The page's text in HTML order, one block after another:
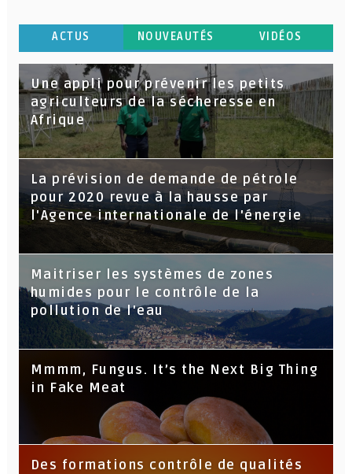
ACTUS NOUVEAUTÉS VIDÉOS
Une appli pour prévenir les petits
agriculteurs de la sécheresse en
Afrique
La prévision de demande de pétrole
pour 2020 revue à la hausse par
l'Agence internationale de l'énergie
Maitriser les systèmes de zones
humides pour le contrôle de la
pollution de l'eau
Mmmm, Fungus. It’s the Next Big Thing
in Fake Meat
Des formations contrôle de qualités